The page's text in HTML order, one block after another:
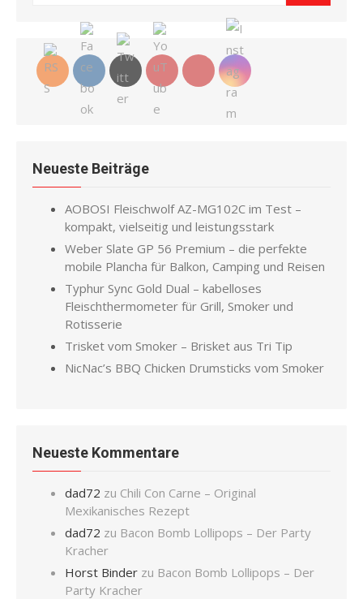
Neueste Beiträge
AOBOSI Fleischwolf AZ-MG102C im Test –
kompakt, vielseitig und leistungsstark
Weber Slate GP 56 Premium – die perfekte
mobile Plancha für Balkon, Camping und Reisen
Typhur Sync Gold Dual – kabelloses
Fleischthermometer für Grill, Smoker und
Rotisserie
Trisket vom Smoker – Brisket aus Tri Tip
NicNac’s BBQ Chicken Drumsticks vom Smoker
Neueste Kommentare
dad72 zu Chili Con Carne – Original
Mexikanisches Rezept
dad72 zu Bacon Bomb Lollipops – Der Party
Kracher
Horst Binder zu Bacon Bomb Lollipops – Der
Party Kracher